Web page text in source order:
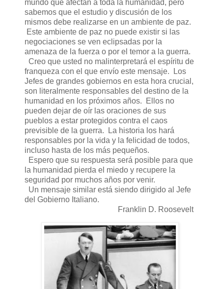
mundo que afectan a toda la humanidad, pero
sabemos que el estudio y discusión de los
mismos debe realizarse en un ambiente de paz.
Este ambiente de paz no puede existir si las
negociaciones se ven eclipsadas por la
amenaza de la fuerza o por el temor a la guerra.
Creo que usted no malinterpretará el espíritu de
franqueza con el que envío este mensaje. Los
Jefes de grandes gobiernos en esta hora crucial,
son literalmente responsables del destino de la
humanidad en los próximos años. Ellos no
pueden dejar de oír las oraciones de sus
pueblos a estar protegidos contra el caos
previsible de la guerra. La historia los hará
responsables por la vida y la felicidad de todos,
incluso hasta de los más pequeños.
Espero que su respuesta será posible para que
la humanidad pierda el miedo y recupere la
seguridad por muchos años por venir.
Un mensaje similar está siendo dirigido al Jefe
del Gobierno Italiano.
Franklin D. Roosevelt